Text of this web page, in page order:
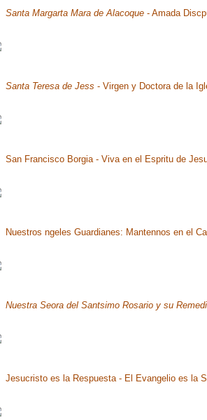
Santa Margarta Mara de Alacoque - Amada
Santa Teresa de Jess - Virgen y Doctora de la
San Francisco Borgia - Viva en el Espritu de
Nuestros ngeles Guardianes: Mantennos en el
Nuestra Seora del Santsimo Rosario y su
Jesucristo es la Respuesta - El Evangelio es la